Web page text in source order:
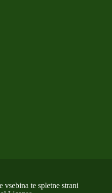
te spletne strani